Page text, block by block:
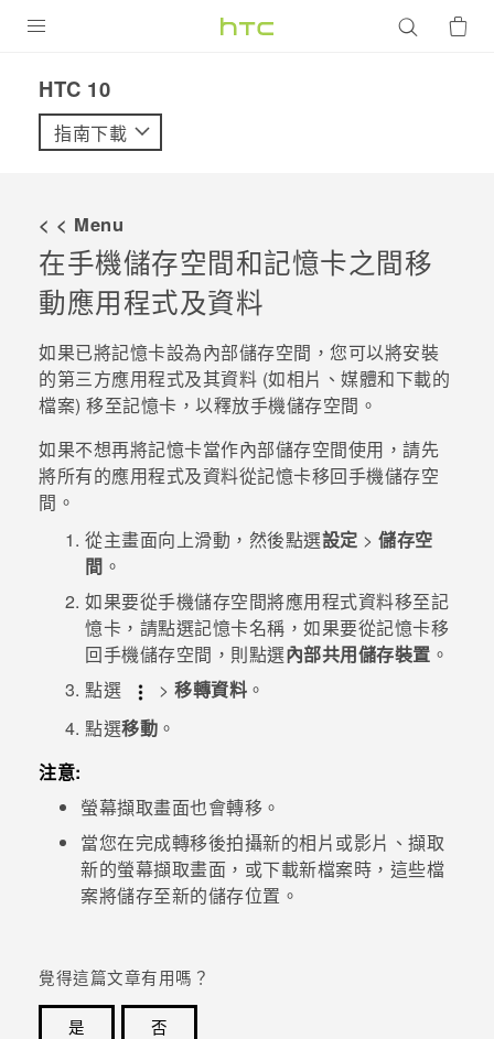
VIVE
配件
VIVERSE
優惠專區
焦點訊息
企業採購
銷售門市
銷售通路
支援服務
VIVELAND
HTC 10‎
指南下載
< < Menu
在手機儲存空間和記憶卡之間移
動應用程式及資料
如果已將記憶卡設為內部儲存空間，您可以將安裝
的第三方應用程式及其資料 (如相片、媒體和下載的
檔案) 移至記憶卡，以釋放手機儲存空間。
如果不想再將記憶卡當作內部儲存空間使用，請先
將所有的應用程式及資料從記憶卡移回手機儲存空
間。
從主畫面向上滑動，然後點選設定 > 儲存空
間 。
如果要從手機儲存空間將應用程式資料移至記
憶卡，請點選記憶卡名稱，如果要從記憶卡移
回手機儲存空間，則點選內部共用儲存裝置 。
點選
> 移轉資料 。
點選移動 。
注意:
螢幕擷取畫面也會轉移。
當您在完成轉移後拍攝新的相片或影片、擷取
新的螢幕擷取畫面，或下載新檔案時，這些檔
案將儲存至新的儲存位置。
覺得這篇文章有用嗎？
是
否